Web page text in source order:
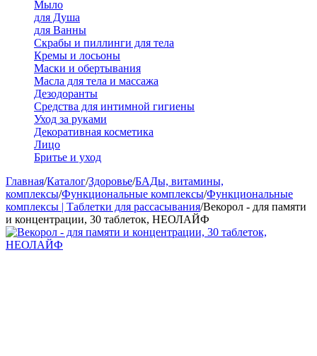
Мыло
для Душа
для Ванны
Скрабы и пиллинги для тела
Кремы и лосьоны
Маски и обертывания
Масла для тела и массажа
Дезодоранты
Средства для интимной гигиены
Уход за руками
Декоративная косметика
Лицо
Бритье и уход
Главная/Каталог/Здоровье/БАДы, витамины,
комплексы/Функциональные комплексы/Функциональные
комплексы | Таблетки для рассасывания/Векорол - для памяти
и концентрации, 30 таблеток, НЕОЛАЙФ